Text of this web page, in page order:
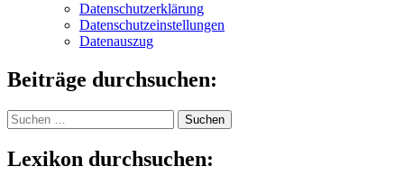
Datenschutzerklärung
Datenschutzeinstellungen
Datenauszug
Beiträge durchsuchen:
Suchen
nach:
Lexikon durchsuchen: